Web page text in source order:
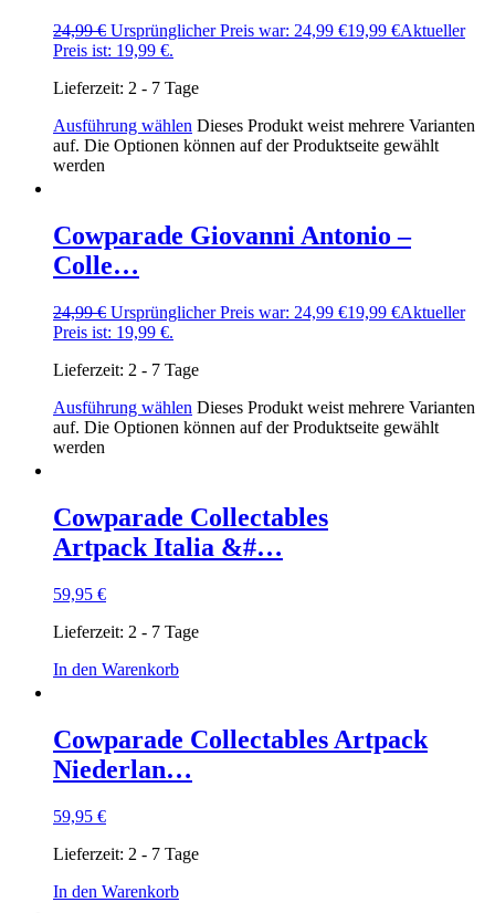
24,99€ Ursprünglicher Preis war: 24,99 €19,99 €Aktueller
Preis ist: 19,99 €.
Lieferzeit: 2 - 7 Tage
Ausführung wählen Dieses Produkt weist mehrere Varianten
auf. Die Optionen können auf der Produktseite gewählt
werden
Cowparade Giovanni Antonio –
Colle…
24,99€ Ursprünglicher Preis war: 24,99 €19,99 €Aktueller
Preis ist: 19,99 €.
Lieferzeit: 2 - 7 Tage
Ausführung wählen Dieses Produkt weist mehrere Varianten
auf. Die Optionen können auf der Produktseite gewählt
werden
Cowparade Collectables
Artpack Italia &#…
59,95 €
Lieferzeit: 2 - 7 Tage
In den Warenkorb
Cowparade Collectables Artpack
Niederlan…
59,95 €
Lieferzeit: 2 - 7 Tage
In den Warenkorb